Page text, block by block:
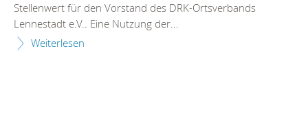
Stellenwert für den Vorstand des DRK-Ortsverbands
Lennestadt e.V.. Eine Nutzung der...
Weiterlesen